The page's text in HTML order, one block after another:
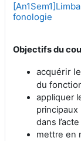
fonologie
Objectifs du
acquérir
du
appliquer
dans
mettre en